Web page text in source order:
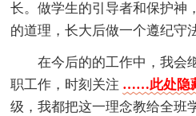
长。做学生的引导者和保护神
的道理，长大后做一个遵纪守
在今后的的工作中，我会
职工作，时刻关注 ……此处隐
级，我都把这一理念教给全班